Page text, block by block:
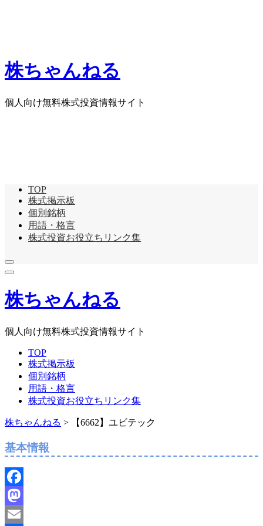
株ちゃんねる
個人向け無料株式投資情報サイト
TOP
株式掲示板
個別銘柄
用語・格言
株式投資お役立ちリンク集
株ちゃんねる
個人向け無料株式投資情報サイト
TOP
株式掲示板
個別銘柄
用語・格言
株式投資お役立ちリンク集
株ちゃんねる > 【6662】ユビテック
基本情報
Facebook
Mastodon